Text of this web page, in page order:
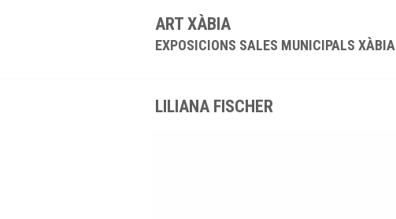
ART XÀBIA
EXPOSICIONS SALES MUNICIPALS XÀBIA
LILIANA FISCHER